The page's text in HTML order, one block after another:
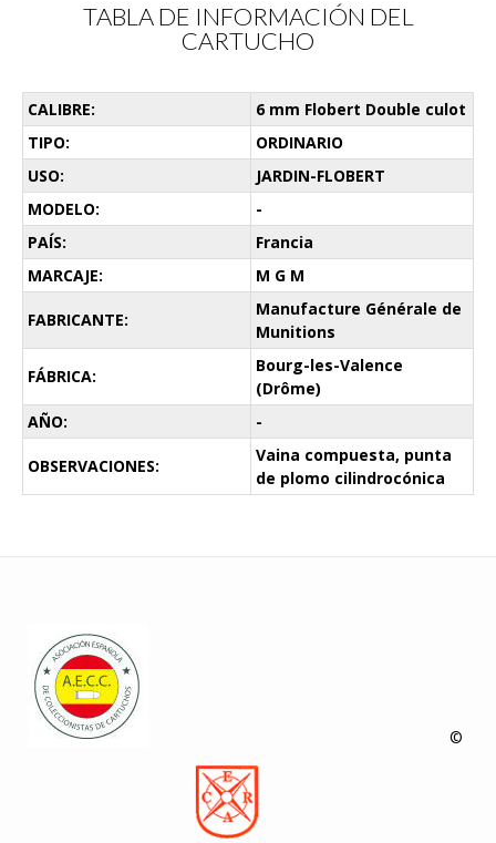
TABLA DE INFORMACIÓN DEL
CARTUCHO
CALIBRE:
6 mm Flobert Double culot
TIPO:
ORDINARIO
USO:
JARDIN-FLOBERT
MODELO:
-
PAÍS:
Francia
MARCAJE:
M G M
FABRICANTE:
Manufacture Générale de
Munitions
FÁBRICA:
Bourg-les-Valence
(Drôme)
AÑO:
-
OBSERVACIONES:
Vaina compuesta, punta
de plomo cilindrocónica
©